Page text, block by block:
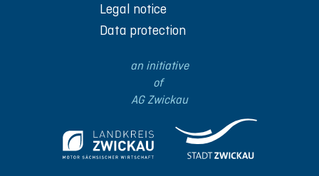
Legal notice
Data protection